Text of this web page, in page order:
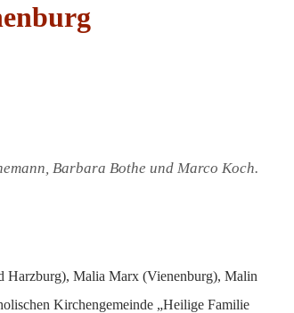
Barbara Bothe und Marco Koch.
Harzburg), Malia Marx (Vienenburg), Malin
Kirchengemeinde „Heilige Familie